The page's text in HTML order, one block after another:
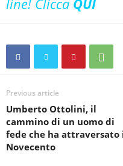
Previous article
Umberto Ottolini, il
cammino di un uomo di
fede che ha attraversato
Novecento